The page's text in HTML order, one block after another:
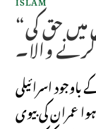
“حضرت موسیٰ: فرعون کے محل میں حق کی
اسرائیلی
عمران کی بیوی